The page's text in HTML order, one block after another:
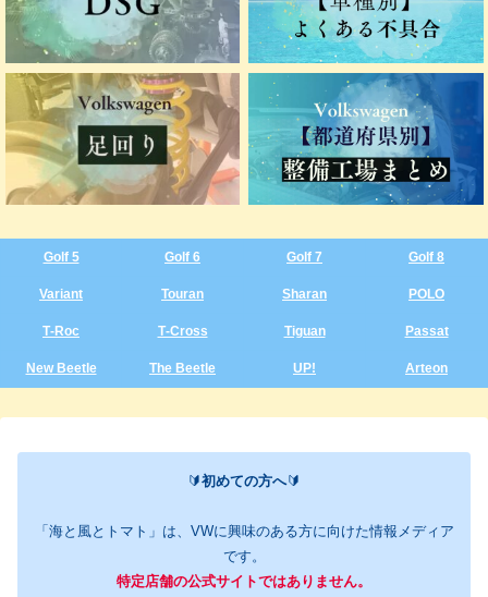
Golf 5 Golf 6 Golf 7 Golf 8
Variant Touran Sharan POLO
T‑Roc T‑Cross Tiguan Passat
New Beetle The Beetle UP! Arteon
🔰初めての方へ🔰
「海と風とトマト」は、VWに興味のある方に向けた情報メディア
です。
特定店舗の公式サイトではありません。